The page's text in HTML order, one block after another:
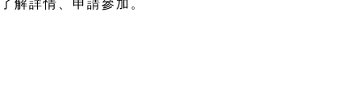
了解詳情、申請參加。